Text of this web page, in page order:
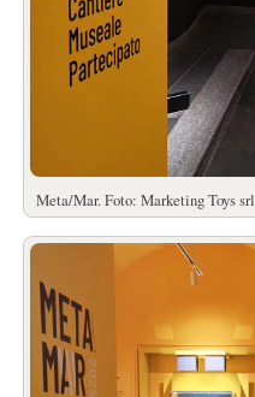
Meta/Mar. Foto: Marketing Toys srl